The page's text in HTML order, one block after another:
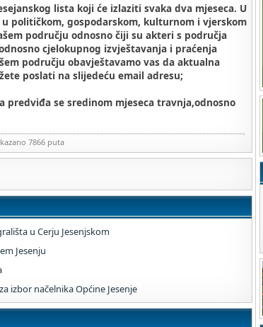
lista koji će izlaziti svaka dva mjeseca. U
političkom, gospodarskom, kulturnom i vjerskom
području odnosno čiji su akteri s područja
cjelokupnog izvještavanja i praćenja
području obavještavamo vas da aktualna
poslati na slijedeću email adresu;
predviđa se sredinom mjeseca travnja,odnosno
7866 puta
u Cerju Jesenjskom
Jesenju
izbor načelnika Općine Jesenje